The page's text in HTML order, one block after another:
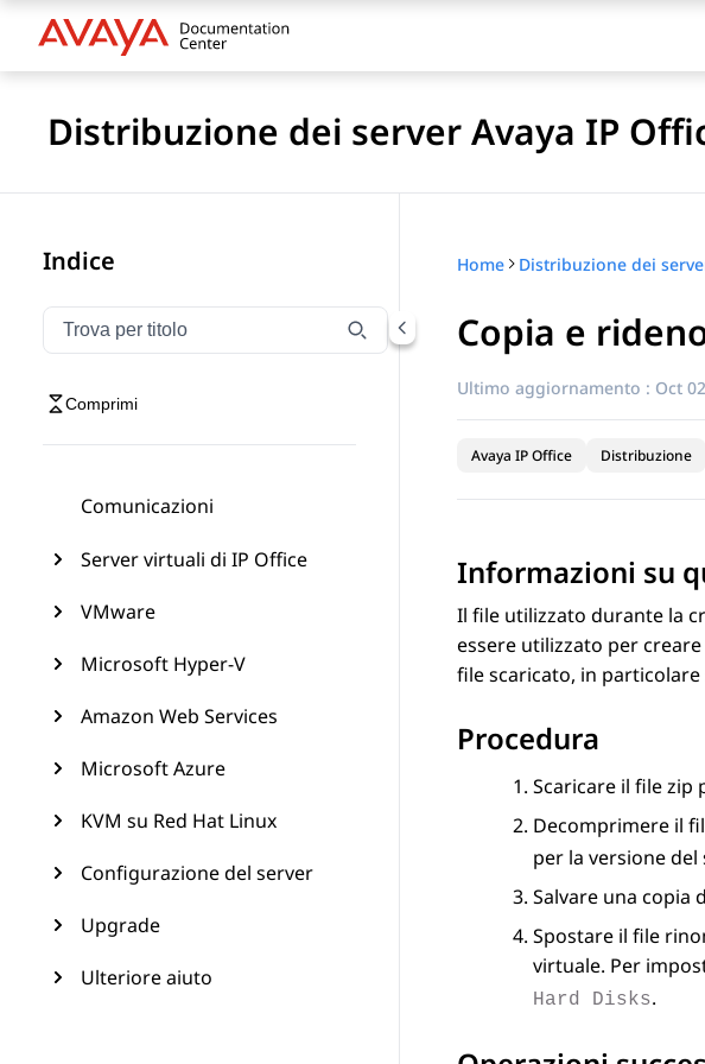
Distribuzione dei server Avaya IP
Indice
Filtra la navigazione per titolo
Digitare per filtrare gli elementi di navigazione per titolo
Comprimi
Comunicazioni
Server virtuali di IP Office
VMware
Microsoft Hyper-V
Amazon Web Services
Microsoft Azure
KVM su Red Hat Linux
Configurazione del server
Upgrade
Ulteriore aiuto
Home
Copia e
Ultimo aggiornamento : Oct
Avaya IP Office Distribuzione
Informazioni su
Il file utilizzato durante la
essere utilizzato per
file scaricato, in
Procedura
Scaricare il file zip
Decomprimere il
per la versione
Salvare una copia
Spostare il file
virtuale. Per
Hard Disks.